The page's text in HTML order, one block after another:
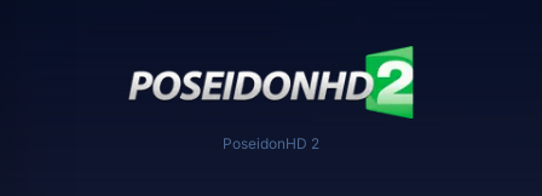
PoseidonHD 2